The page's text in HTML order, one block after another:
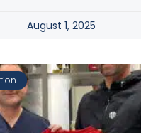
August 1, 2025